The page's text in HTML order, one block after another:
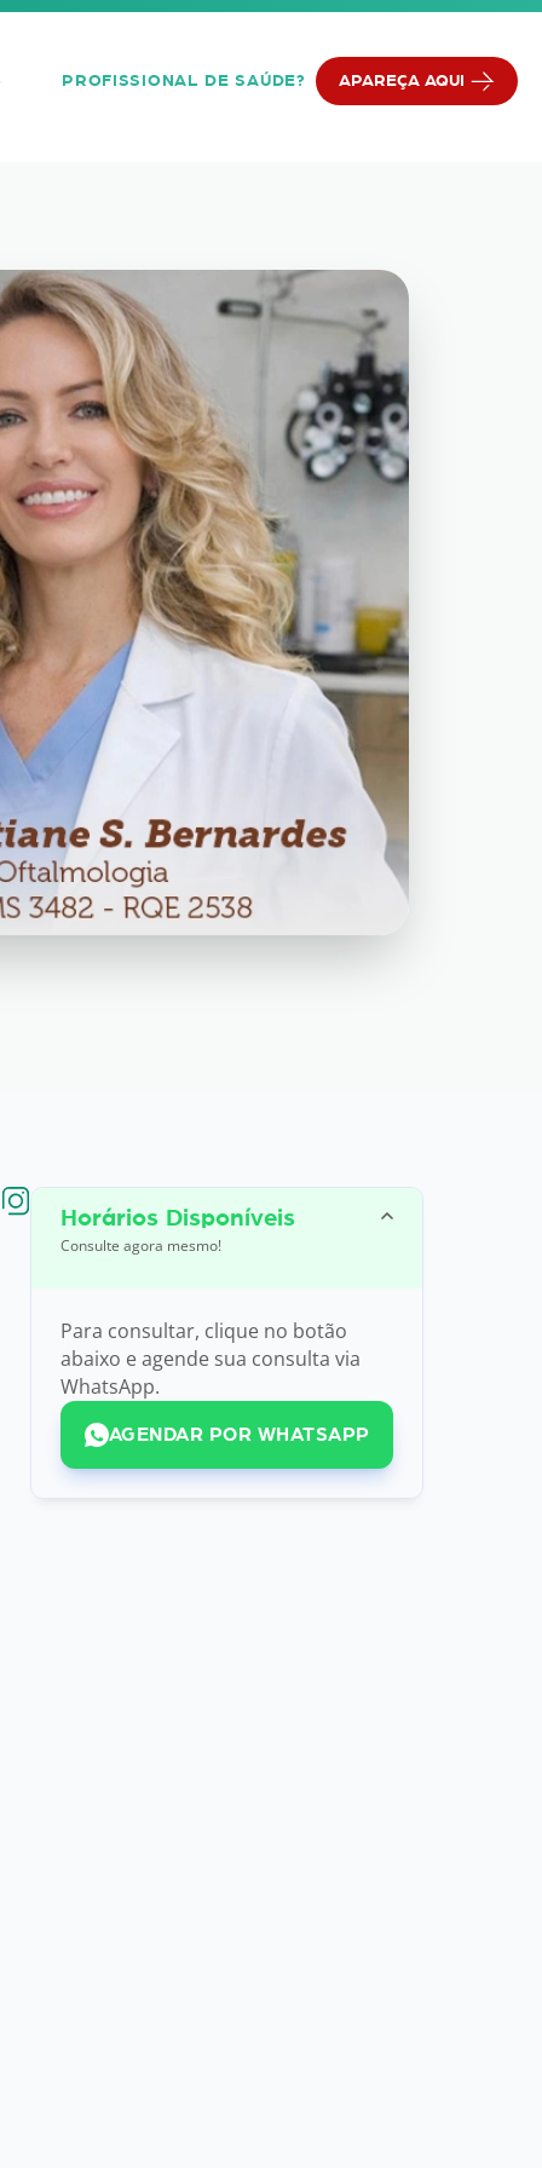
PROFISSIONAL DE SAÚDE? APAREÇA AQUI
Grande
Horários Disponíveis
Consulte agora mesmo!
Para consultar, clique no botão
abaixo e agende sua consulta via
WhatsApp.
AGENDAR POR WHATSAPP